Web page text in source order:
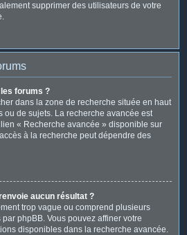
supprimer des utilisateurs de votre
forums ?
dans la zone de recherche située en haut
ou de sujets. La recherche avancée est
« Recherche avancée » disponible sur
à la recherche peut dépendre des
aucun résultat ?
trop vague ou comprend plusieurs
phpBB. Vous pouvez affiner votre
disponibles dans la recherche avancée.